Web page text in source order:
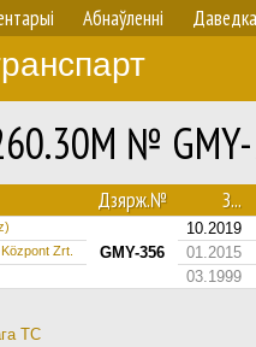
Абнаўленнi Даведка
№
Дзярж.№ З...
GMY-356
10.2019
Zrt. 01.2015
03.1999
ТС